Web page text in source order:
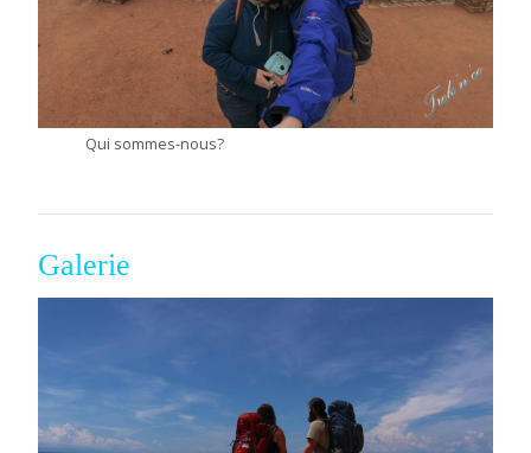
Qui sommes-nous?
Galerie